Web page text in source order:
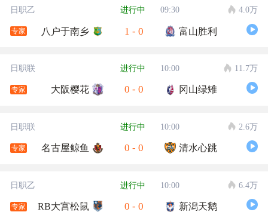
日职乙 进行中 09:30 4.0万
专家 八户于南乡 1 - 0 富山胜利
日职联 进行中 10:00 11.7万
专家 大阪樱花 0 - 0 冈山绿雉
日职联 进行中 10:00 2.6万
专家 名古屋鲸鱼 0 - 0 清水心跳
日职乙 进行中 10:00 6.4万
专家 RB大宫松鼠 0 - 0 新潟天鹅